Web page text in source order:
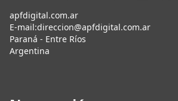
apfdigital.com.ar
E-mail:direccion@apfdigital.com.ar
Paraná - Entre Ríos
Argentina